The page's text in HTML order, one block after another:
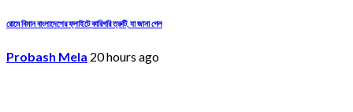
রোমে বিমান বাংলাদেশের ফ্লাইটে কারিগরি ত্রুটি, যা জানা গেল
Probash Mela 20 hours ago